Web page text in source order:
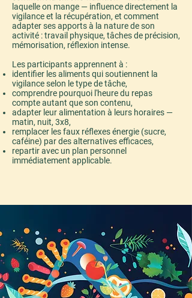
laquelle on mange — influence directement la
vigilance et la récupération, et comment
adapter ses apports à la nature de son
activité : travail physique, tâches de précision,
mémorisation, réflexion intense.
Les participants apprennent à :
identifier les aliments qui soutiennent la
vigilance selon le type de tâche,
comprendre pourquoi l'heure du repas
compte autant que son contenu,
adapter leur alimentation à leurs horaires —
matin, nuit, 3x8,
remplacer les faux réflexes énergie (sucre,
caféine) par des alternatives efficaces,
repartir avec un plan personnel
immédiatement applicable.